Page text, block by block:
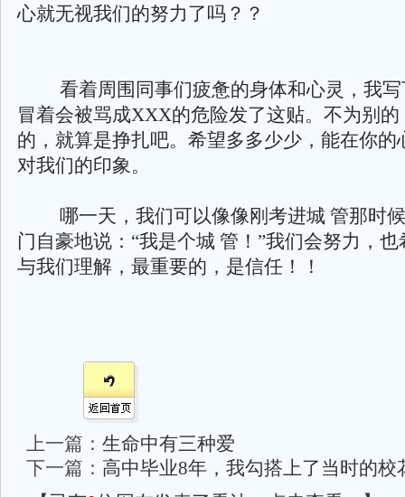
心就无视我们的努力了吗？？
看着周围同事们疲惫的身体和心灵，我写
冒着会被骂成XXX的危险发了这贴。不为别
的，就算是挣扎吧。希望多多少少，能在你的
对我们的印象。
哪一天，我们可以像像刚考进城 管那时候
门自豪地说：“我是个城 管！”我们会努力，
与我们理解，最重要的，是信任！！
上一篇： 生命中有三种爱
下一篇： 高中毕业8年，我勾搭上了当时的校